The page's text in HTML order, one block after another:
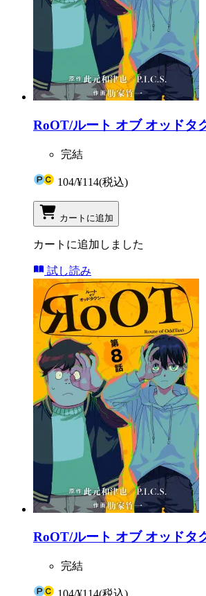
RoOT/ルート オブ オッドタ
完結
104/¥114(税込)
カートに追加
カートに追加しました
試し読み
RoOT/ルート オブ オッドタ
完結